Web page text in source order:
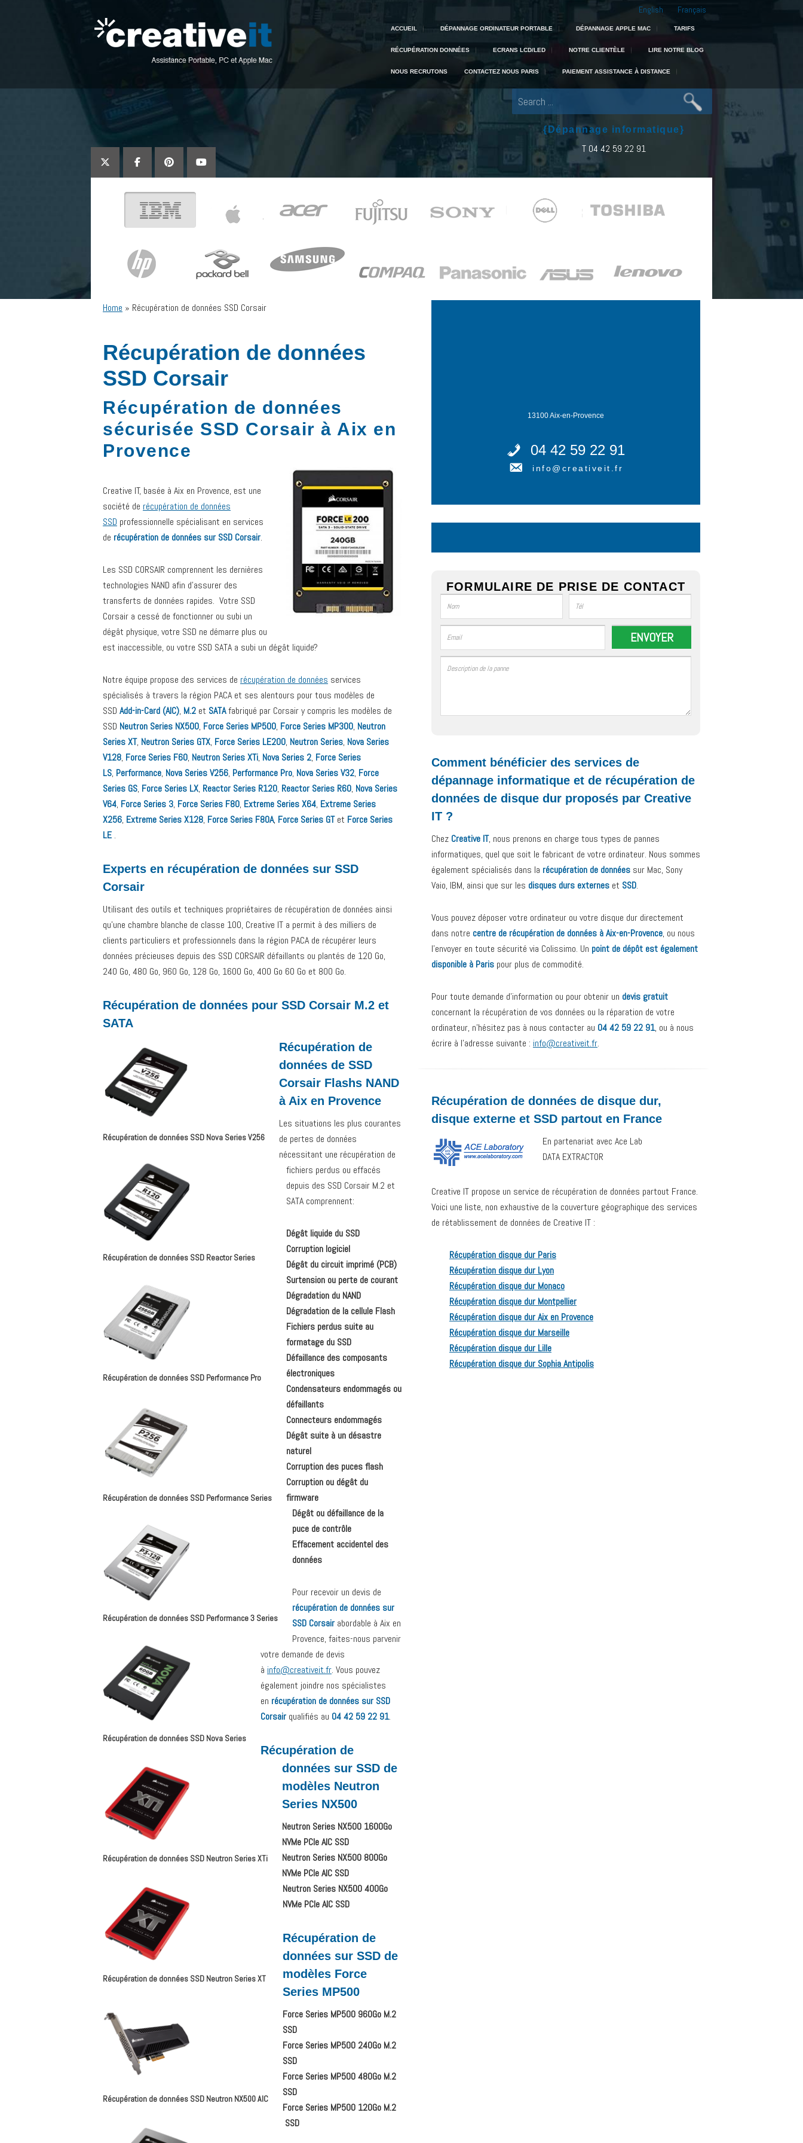
English Français
Creative IT
Pour tout dépannage informatique, appelez Creative IT au 04 42 59 22 91 : experts en portable, Mac, PC et récupération de données dans toute la
ACCUEIL DÉPANNAGE ORDINATEUR PORTABLE DÉPANNAGE APPLE MAC TARIFS
RÉCUPÉRATION DONNÉES ECRANS LCD/LED NOTRE CLIENTÈLE LIRE NOTRE BLOG
NOUS RECRUTONS CONTACTEZ NOUS PARIS PAIEMENT ASSISTANCE À DISTANCE
{Dépannage informatique}
T 04 42 59 22 91
Home » Récupération de données SSD Corsair
Récupération de données
SSD Corsair
Récupération de données
sécurisée SSD Corsair à Aix en
Provence
Creative IT, basée à Aix en Provence, est une
société de récupération de données
SSD professionnelle spécialisant en services
de récupération de données sur SSD Corsair.
Les SSD CORSAIR comprennent les dernières
technologies NAND afin d’assurer des
transferts de données rapides. Votre SSD
Corsair a cessé de fonctionner ou subi un
dégât physique, votre SSD ne démarre plus ou
est inaccessible, ou votre SSD SATA a subi un dégât liquide?
Notre équipe propose des services de récupération de données services
spécialisés à travers la région PACA et ses alentours pour tous modèles de
SSD Add-in-Card (AIC), M.2 et SATAfabriqué par Corsair y compris les modèles de
SSD Neutron Series NX500, Force Series MP500, Force Series MP300, Neutron
Series XT, Neutron Series GTX, Force Series LE200, Neutron Series, Nova Series
V128, Force Series F60, Neutron Series XTi, Nova Series 2, Force Series
LS, Performance, Nova Series V256, Performance Pro, Nova Series V32, Force
Series GS, Force Series LX, Reactor Series R120, Reactor Series R60, Nova Series
V64, Force Series 3, Force Series F80, Extreme Series X64, Extreme Series
X256, Extreme Series X128, Force Series F80A, Force Series GTet Force Series
LE .
Experts en récupération de données sur SSD
Corsair
Utilisant des outils et techniques propriétaires de récupération de données ainsi
qu’une chambre blanche de classe 100, Creative IT a permit à des milliers de
clients particuliers et professionnels dans la région PACA de récupérer leurs
données précieuses depuis des SSD CORSAIR défaillants ou plantés de 120 Go,
240 Go, 480 Go, 960 Go, 128 Go, 1600 Go, 400 Go 60 Go et 800 Go.
Récupération de données pour SSD Corsair M.2 et
SATA
Récupération de données SSD Nova Series V256
Récupération de données SSD Reactor Series
Récupération de données SSD Performance Pro
Récupération de données SSD Performance Series
Récupération de données SSD Performance 3 Series
Récupération de données SSD Nova Series
Récupération de données SSD Neutron Series XTi
Récupération de données SSD Neutron Series XT
Récupération de données SSD Neutron NX500 AIC
Récupération de
données de SSD
Corsair Flashs NAND
à Aix en Provence
Les situations les plus courantes
de pertes de données
nécessitant une récupération de
fichiers perdus ou effacés
depuis des SSD Corsair M.2 et
SATA comprennent:
Dégât liquide du SSD
Corruption logiciel
Dégât du circuit imprimé (PCB)
Surtension ou perte de courant
Dégradation du NAND
Dégradation de la cellule Flash
Fichiers perdus suite au
formatage du SSD
Défaillance des composants
électroniques
Condensateurs endommagés ou
défaillants
Connecteurs endommagés
Dégât suite à un désastre
naturel
Corruption des puces flash
Corruption ou dégât du
firmware
Dégât ou défaillance de la
puce de contrôle
Effacement accidentel des
données
Pour recevoir un devis de
récupération de données sur
SSD Corsair abordable à Aix en
Provence, faites-nous parvenir
votre demande de devis
à info@creativeit.fr. Vous pouvez
également joindre nos spécialistes
en récupération de données sur SSD
Corsair qualifiés au 04 42 59 22 91.
Récupération de
données sur SSD de
modèles Neutron
Series NX500
Neutron Series NX500 1600Go
NVMe PCIe AIC SSD
Neutron Series NX500 800Go
NVMe PCIe AIC SSD
Neutron Series NX500 400Go
NVMe PCIe AIC SSD
Récupération de
données sur SSD de
modèles Force
Series MP500
Force Series MP500 960Go M.2
SSD
Force Series MP500 240Go M.2
SSD
Force Series MP500 480Go M.2
SSD
Force Series MP500 120Go M.2
SSD
13100 Aix-en-Provence
04 42 59 22 91
info@creativeit.fr
FORMULAIRE DE PRISE DE CONTACT
Comment bénéficier des services de
dépannage informatique et de récupération de
données de disque dur proposés par Creative
IT ?
Chez Creative IT, nous prenons en charge tous types de pannes
informatiques, quel que soit le fabricant de votre ordinateur. Nous sommes
également spécialisés dans la récupération de données sur Mac, Sony
Vaio, IBM, ainsi que sur les disques durs externes et SSD.
Vous pouvez déposer votre ordinateur ou votre disque dur directement
dans notre centre de récupération de données à Aix-en-Provence, ou nous
l’envoyer en toute sécurité via Colissimo. Un point de dépôt est également
disponible à Paris pour plus de commodité.
Pour toute demande d’information ou pour obtenir un devis gratuit
concernant la récupération de vos données ou la réparation de votre
ordinateur, n’hésitez pas à nous contacter au 04 42 59 22 91, ou à nous
écrire à l’adresse suivante : info@creativeit.fr.
Récupération de données de disque dur,
disque externe et SSD partout en France
En partenariat avec Ace Lab
DATA EXTRACTOR
Creative IT propose un service de récupération de données partout France.
Voici une liste, non exhaustive de la couverture géographique des services
de rétablissement de données de Creative IT :
Récupération disque dur Paris
Récupération disque dur Lyon
Récupération disque dur Monaco
Récupération disque dur Montpellier
Récupération disque dur Aix en Provence
Récupération disque dur Marseille
Récupération disque dur Lille
Récupération disque dur Sophia Antipolis